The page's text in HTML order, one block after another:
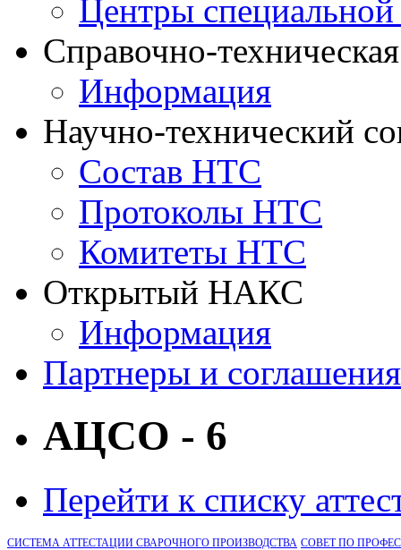
Центры
Справочно-
Информация
Научно-технический
Состав НТС
Протоколы НТС
Комитеты НТС
Открытый НАКС
Информация
Партнеры и соглашения
АЦСО - 6
Перейти к списку
СИСТЕМА АТТЕСТАЦИИ СВАРОЧНОГО ПРОИЗВОДСТВА СОВЕТ ПО